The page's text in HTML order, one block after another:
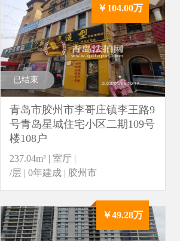
￥104.00万
已结束
青岛市胶州市李哥庄镇李王路9
号青岛星城住宅小区二期109号
楼108户
237.04m² | 室厅 |
/层 | 0年建成 | 胶州市
￥49.28万